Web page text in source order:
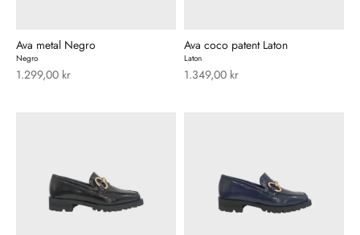
Ava metal Negro
Negro
Salgspris
1.299,00 kr
Ava coco patent Laton
Laton
Salgspris
1.349,00 kr